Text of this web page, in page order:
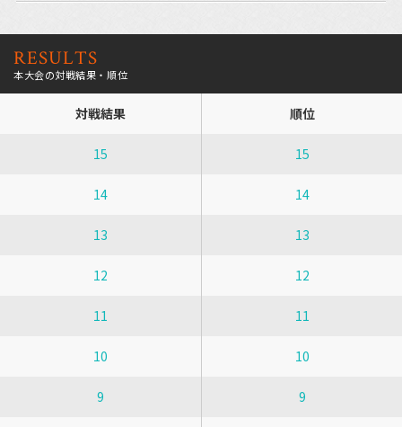
RESULTS
本大会の対戦結果・順位
対戦結果 順位
15 15
14 14
13 13
12 12
11 11
10 10
9 9